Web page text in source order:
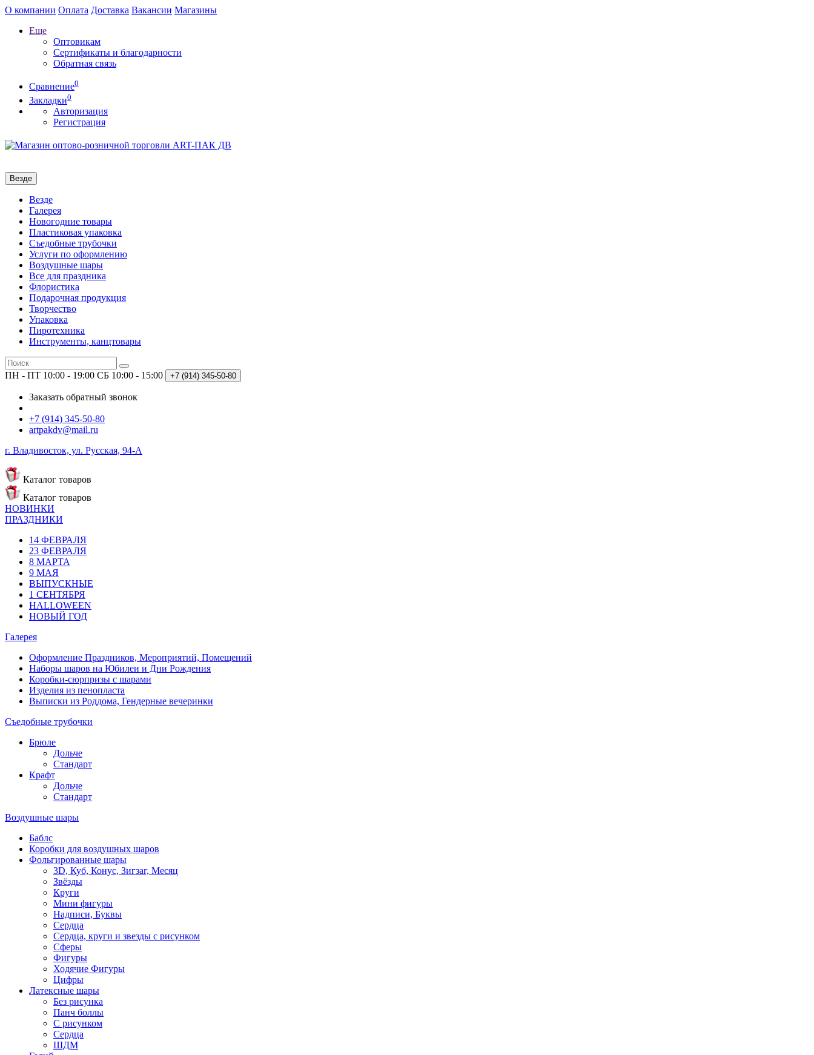
О компании Оплата Доставка Вакансии Магазины
Еще
Оптовикам
Сертификаты и благодарности
Обратная связь
Сравнение0
Закладки0
Авторизация
Регистрация
Везде
Везде
Галерея
Новогодние товары
Пластиковая упаковка
Съедобные трубочки
Услуги по оформлению
Воздушные шары
Все для праздника
Флористика
Подарочная продукция
Творчество
Упаковка
Пиротехника
Инструменты, канцтовары
ПН - ПТ 10:00 - 19:00 СБ 10:00 - 15:00 +7 (914) 345-50-80
Заказать обратный звонок
+7 (914) 345-50-80
artpakdv@mail.ru
г. Владивосток, ул. Русская, 94-А
Каталог товаров
Каталог товаров
НОВИНКИ
ПРАЗДНИКИ
14 ФЕВРАЛЯ
23 ФЕВРАЛЯ
8 МАРТА
9 МАЯ
ВЫПУСКНЫЕ
1 СЕНТЯБРЯ
HALLOWEEN
НОВЫЙ ГОД
Галерея
Оформление Праздников, Мероприятий, Помещений
Наборы шаров на Юбилеи и Дни Рождения
Коробки-сюрпризы с шарами
Изделия из пенопласта
Выписки из Роддома, Гендерные вечеринки
Съедобные трубочки
Брюле
Дольче
Стандарт
Крафт
Дольче
Стандарт
Воздушные шары
Баблс
Коробки для воздушных шаров
Фольгированные шары
3D, Куб, Конус, Зигзаг, Месяц
Звёзды
Круги
Мини фигуры
Надписи, Буквы
Сердца
Сердца, круги и звезды с рисунком
Сферы
Фигуры
Ходячие Фигуры
Цифры
Латексные шары
Без рисунка
Панч боллы
С рисунком
Сердца
ШДМ